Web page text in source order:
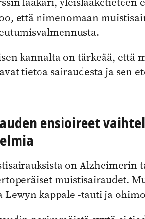
että nimenomaan
kannalta on tärkeää, että
tietoa sairaudesta ja sen
ensioireet
on Alzheimerin
muistisairaudet.
Lewyn kappale -tauti ja